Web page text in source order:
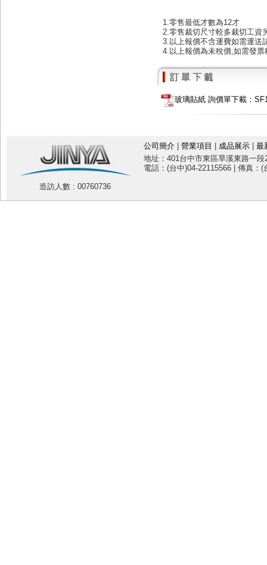
1.零售最低才數為12才
2.零售裁切尺寸較多裁切工資
3.以上報價不含運費如需運送
4.以上報價為未稅價,如需發票
玻璃貼紙 詢價單下載：
造訪人數 : 00760736
公司簡介 營業項目 成品展示
最
地址：401台中市東區旱溪東路一
電話：(台中)04-22115566 | 傳真：(